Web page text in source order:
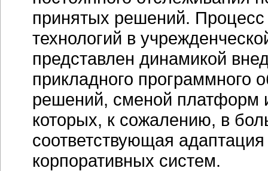
принятых решений.
технологий в
представлен динамикой
прикладного программного
решений, сменой платформ
которых, к сожалению, в
соответствующая
корпоративных систем.